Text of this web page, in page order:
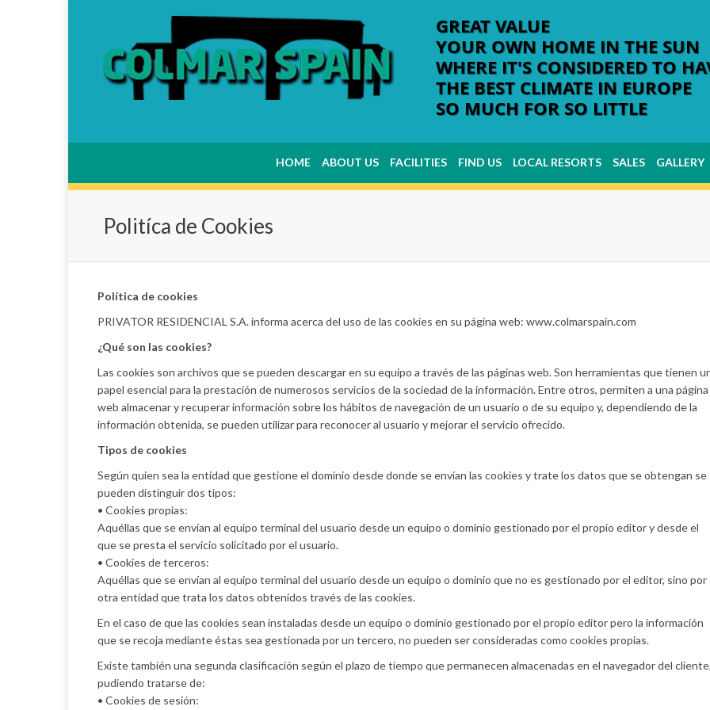
GREAT VALUE
YOUR OWN HOME IN THE SUN
WHERE IT'S CONSIDERED TO
THE BEST CLIMATE IN EUROPE
SO MUCH FOR SO LITTLE
HOME ABOUT US FACILITIES FIND US LOCAL RESORTS SALES GALLERY
Politíca de Cookies
Política de cookies
PRIVATOR RESIDENCIAL S.A. informa acerca del uso de las cookies en su página web: www.colmarspain.com
¿Qué son las cookies?
Las cookies son archivos que se pueden descargar en su equipo a través de las páginas web. Son herramientas que tienen
papel esencial para la prestación de numerosos servicios de la sociedad de la información. Entre otros, permiten a una página
web almacenar y recuperar información sobre los hábitos de navegación de un usuario o de su equipo y, dependiendo de la
información obtenida, se pueden utilizar para reconocer al usuario y mejorar el servicio ofrecido.
Tipos de cookies
Según quien sea la entidad que gestione el dominio desde donde se envían las cookies y trate los datos que se obtengan se
pueden distinguir dos tipos:
• Cookies propias:
Aquéllas que se envían al equipo terminal del usuario desde un equipo o dominio gestionado por el propio editor y desde el
que se presta el servicio solicitado por el usuario.
• Cookies de terceros:
Aquéllas que se envían al equipo terminal del usuario desde un equipo o dominio que no es gestionado por el editor, sino por
otra entidad que trata los datos obtenidos través de las cookies.
En el caso de que las cookies sean instaladas desde un equipo o dominio gestionado por el propio editor pero la información
que se recoja mediante éstas sea gestionada por un tercero, no pueden ser consideradas como cookies propias.
Existe también una segunda clasificación según el plazo de tiempo que permanecen almacenadas en el navegador del
pudiendo tratarse de:
• Cookies de sesión: